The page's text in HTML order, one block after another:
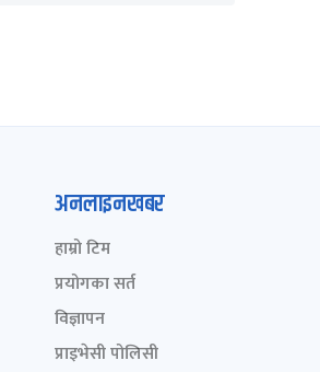
अनलाइनखबर
हाम्रो टिम
प्रयोगका सर्त
विज्ञापन
प्राइभेसी पोलिसी